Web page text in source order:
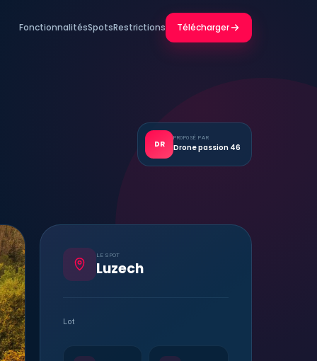
FonctionnalitésSpotsRestrictions Télécharger
DR
PROPOSÉ PAR
Drone passion 46
LE SPOT
Luzech
Lot